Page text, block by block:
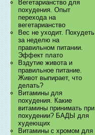
Вегетарианство для
похудения. Опыт
перехода на
вегетарианство
Вес не уходит. Похудеть
за неделю на
правильном питании.
Эффект плато
Вздутие живота и
правильное питание.
Живот выпирает, что
делать?
Витамины для
похудения. Какие
витамины принимать при
похудении? БАДЫ для
худеющих
Витамины с хромом для